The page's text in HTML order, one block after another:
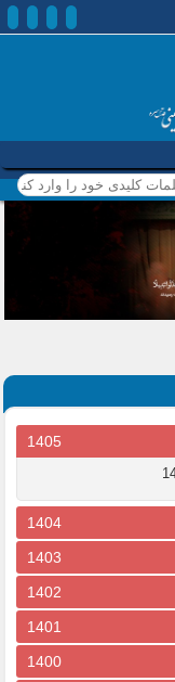
کلمات کلیدی خود را وارد
کنید
1405
1404
1403
1402
1401
1400